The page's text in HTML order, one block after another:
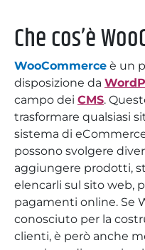
Che cos’è
WooCommerce è un
disposizione da
campo dei CMS.
trasformare qualsiasi
sistema di
possono svolgere
aggiungere prodotti,
elencarli sul sito web,
pagamenti online. Se
conosciuto per la
clienti, è però anche